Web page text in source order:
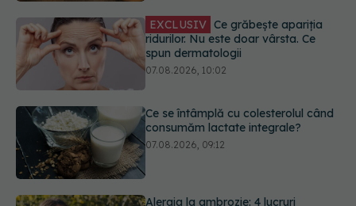
Ce se întâmplă cu colesterolul când
consumăm lactate integrale?
07.08.2026, 09:12
Alergia la ambrozie: 4 lucruri
esențiale despre simptome,
prevenție și tratament, explicate de